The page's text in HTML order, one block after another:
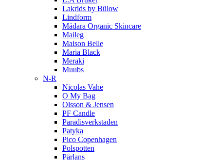
Lakrids by Bülow
Lindform
Mádara Organic Skincare
Maileg
Maison Belle
Maria Black
Meraki
Muubs
N-R
Nicolas Vahe
O My Bag
Olsson & Jensen
PF Candle
Paradisverkstaden
Patyka
Pico Copenhagen
Polspotten
Pärlans